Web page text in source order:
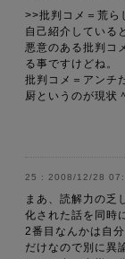
>>批判コメ＝荒ら
自己紹介している
悪意のある批判コ
る事ですけどね。
批判コメ＝アンチ
厨というのが現状
2008/12/28
まあ、読解力の乏
化された話を同時
2番目なんかは自
だけなので別に異